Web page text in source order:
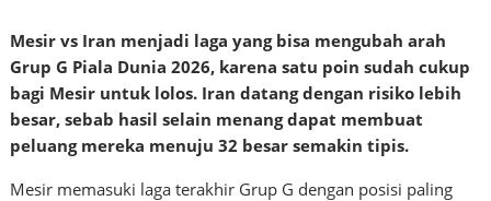
Mesir vs Iran menjadi laga yang bisa mengubah arah
Grup G Piala Dunia 2026, karena satu poin sudah cukup
bagi Mesir untuk lolos. Iran datang dengan risiko lebih
besar, sebab hasil selain menang dapat membuat
peluang mereka menuju 32 besar semakin tipis.
Mesir memasuki laga terakhir Grup G dengan posisi paling